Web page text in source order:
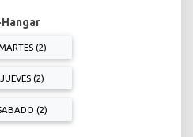
(2)
JUEVES (2)
(2)